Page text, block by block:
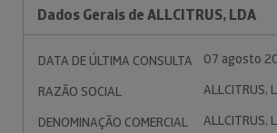
Dados Gerais de ALLCITRUS, LDA
DATA DE ÚLTIMA CONSULTA
07 agosto
RAZÃO SOCIAL
ALLCITRUS,
DENOMINAÇÃO COMERCIAL
ALLCITRUS,